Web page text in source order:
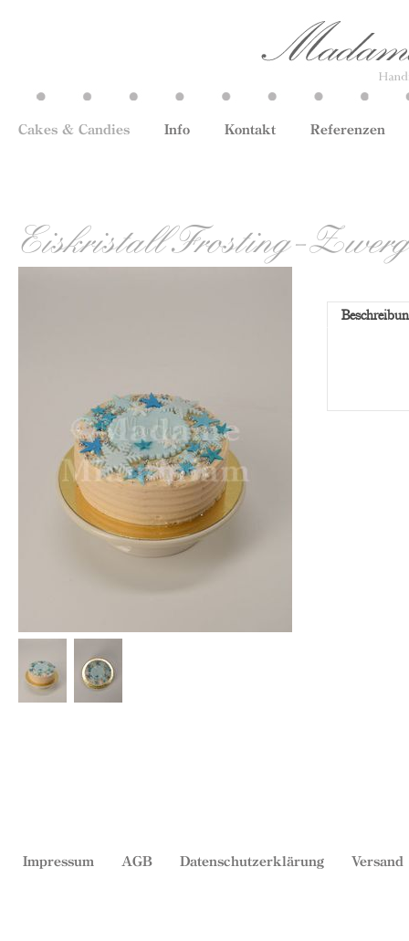
Cakes & Candies Info Kontakt Referenzen
Eiskristall Frosting-
Impressum AGB Datenschutzerklärung Versand